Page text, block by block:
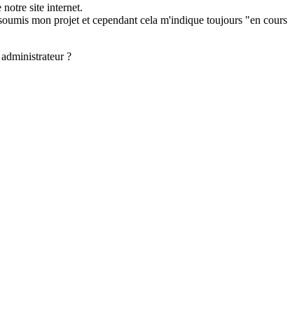
notre site internet.
mon projet et cependant cela m'indique toujours "en
?